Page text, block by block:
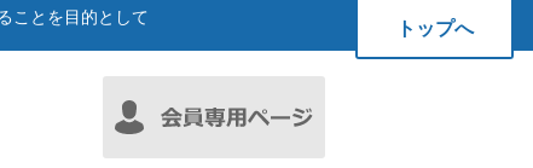
ことを目的として
トップへ